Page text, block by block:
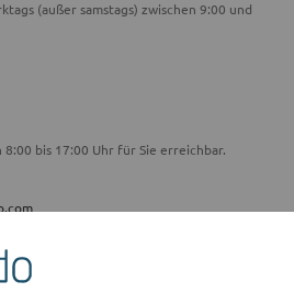
(außer samstags) zwischen 9:00 und
8:00 bis 17:00 Uhr für Sie erreichbar.